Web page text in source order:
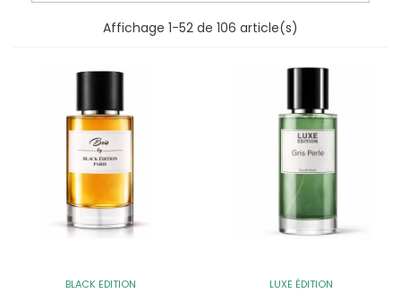
Affichage 1-52 de 106 article(s)
BLACK EDITION LUXE ÉDITION